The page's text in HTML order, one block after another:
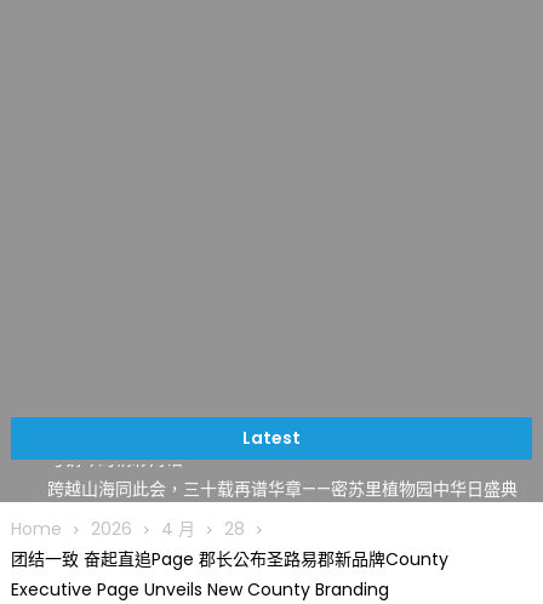
Latest
筝声与琴韵交汇：刘励(Li Statler)与钢琴家Darek演绎一场古筝
跨越山海同此会，三十载再谱华章——密苏里植物园中华日盛典
圣路易龙舟俱乐部5月16日龙舟体验日 邀请各界亲身体验划行乐
趣 + 水上竞速魅力
Home 2026 4 月
28
团结一致 奋起直追Page 郡长公布圣路易郡新品牌County
Executive Page Unveils New County Branding